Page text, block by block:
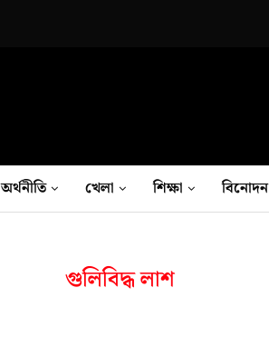
অর্থনীতি খেলা শিক্ষা বিনোদন
গুলিবিদ্ধ লাশ